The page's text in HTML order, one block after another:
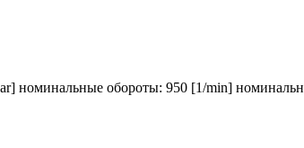
номинальные обороты: 950 [1/min]